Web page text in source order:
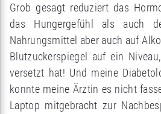
Grob gesagt reduziert das
das Hungergefühl als auch
Nahrungsmittel aber auch auf
Blutzuckerspiegel auf ein
versetzt hat! Und meine
konnte meine Ärztin es nicht
Laptop mitgebracht zur